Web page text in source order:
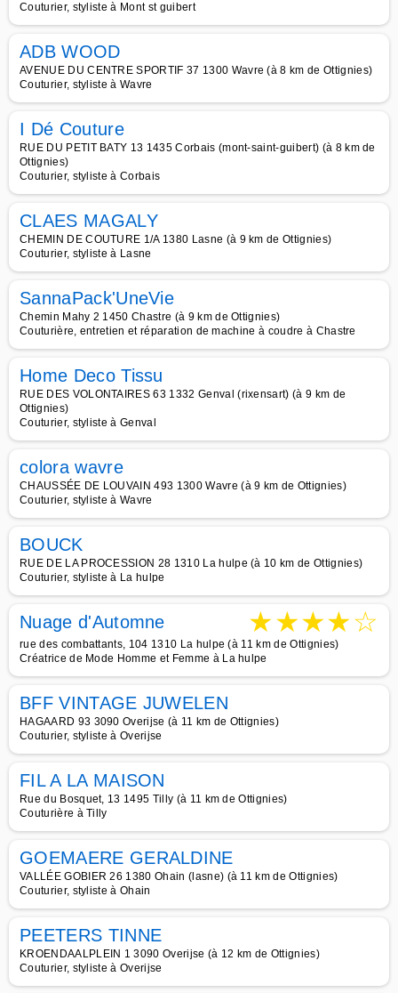
Couturier, styliste à Mont st guibert
ADB WOOD
AVENUE DU CENTRE SPORTIF 37 1300 Wavre (à 8 km de Ottignies)
Couturier, styliste à Wavre
I Dé Couture
RUE DU PETIT BATY 13 1435 Corbais (mont-saint-guibert) (à 8 km de
Ottignies)
Couturier, styliste à Corbais
CLAES MAGALY
CHEMIN DE COUTURE 1/A 1380 Lasne (à 9 km de Ottignies)
Couturier, styliste à Lasne
SannaPack'UneVie
Chemin Mahy 2 1450 Chastre (à 9 km de Ottignies)
Couturière, entretien et réparation de machine à coudre à Chastre
Home Deco Tissu
RUE DES VOLONTAIRES 63 1332 Genval (rixensart) (à 9 km de
Ottignies)
Couturier, styliste à Genval
colora wavre
CHAUSSÉE DE LOUVAIN 493 1300 Wavre (à 9 km de Ottignies)
Couturier, styliste à Wavre
BOUCK
RUE DE LA PROCESSION 28 1310 La hulpe (à 10 km de Ottignies)
Couturier, styliste à La hulpe
Nuage d'Automne ★★★★☆
rue des combattants, 104 1310 La hulpe (à 11 km de Ottignies)
Créatrice de Mode Homme et Femme à La hulpe
BFF VINTAGE JUWELEN
HAGAARD 93 3090 Overijse (à 11 km de Ottignies)
Couturier, styliste à Overijse
FIL A LA MAISON
Rue du Bosquet, 13 1495 Tilly (à 11 km de Ottignies)
Couturière à Tilly
GOEMAERE GERALDINE
VALLÉE GOBIER 26 1380 Ohain (lasne) (à 11 km de Ottignies)
Couturier, styliste à Ohain
PEETERS TINNE
KROENDAALPLEIN 1 3090 Overijse (à 12 km de Ottignies)
Couturier, styliste à Overijse